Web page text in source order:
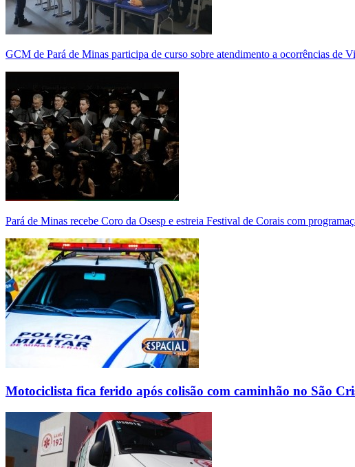
GCM de Pará de Minas participa de curso sobre atendimento a ocorrências de
Pará de Minas recebe Coro da Osesp e estreia Festival de Corais com
Motociclista fica ferido após colisão com caminhão no São